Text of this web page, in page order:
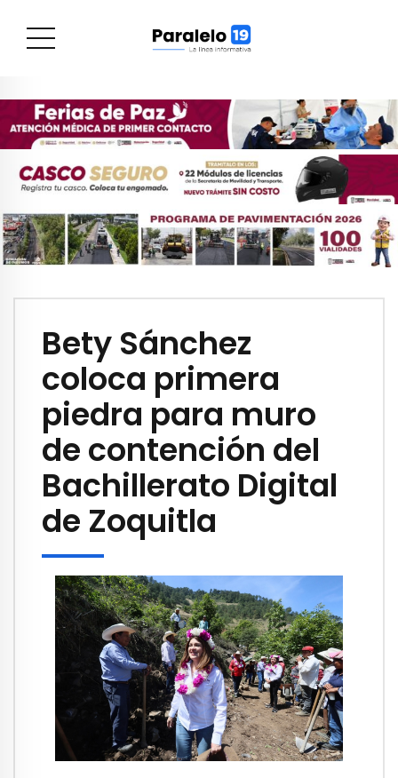
Bety Sánchez
coloca primera
piedra para muro
de contención del
Bachillerato Digital
de Zoquitla